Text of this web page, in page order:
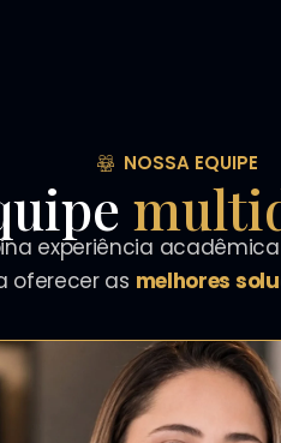
NOSSA EQUIPE
experiência
oferecer as melhores